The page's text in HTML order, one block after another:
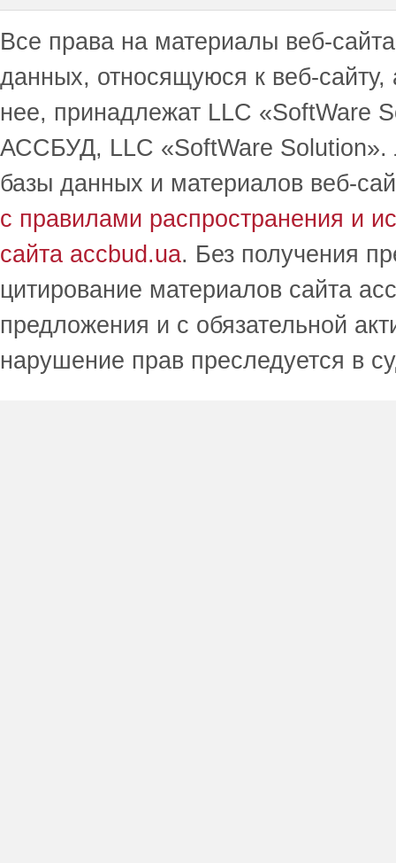
Все права на материалы веб-
данных, относящуюся к веб-
нее, принадлежат LLC
АССБУД, LLC «SoftWare Solution».
базы данных и материалов веб-
с правилами распространения и
сайта accbud.ua. Без получения
цитирование материалов сайта
предложения и с обязательной
нарушение прав преследуется в